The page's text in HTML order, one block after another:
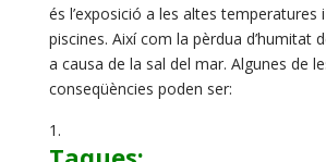
és l’exposició a les altes temperatures
piscines. Així com la pèrdua d’humitat
a causa de la sal del mar. Algunes de
conseqüències poden ser: